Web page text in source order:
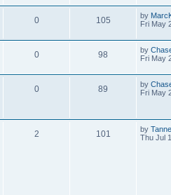
0 105 by
Fri May
0 98 by
Fri May
0 89 by
Fri May
2 101 by
Thu Jul